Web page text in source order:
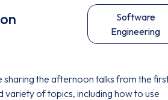
Software
Engineering
sharing the afternoon talks from the
of topics, including how to use